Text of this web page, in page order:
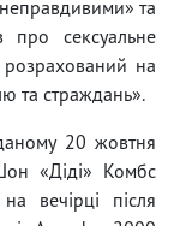
та
сексуальне
розрахований на
та страждань».
20 жовтня
«Діді» Комбс
вечірці після